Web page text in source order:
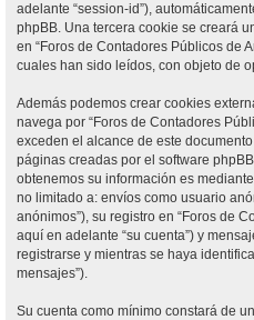
adelante “session-id”),
phpBB. Una tercera cookie se creará
en “Foros de Contadores Públicos de
cuales han sido leídos, con objeto de
Además podemos crear cookies
navega por “Foros de Contadores
exceden el alcance de este
páginas creadas por el software
obtenemos su información es
no limitado a: envíos como usuario
anónimos”), su registro en “Foros de
aquí en adelante “su cuenta”) y
registrarse y mientras se haya
mensajes”).
Su cuenta como mínimo constará de